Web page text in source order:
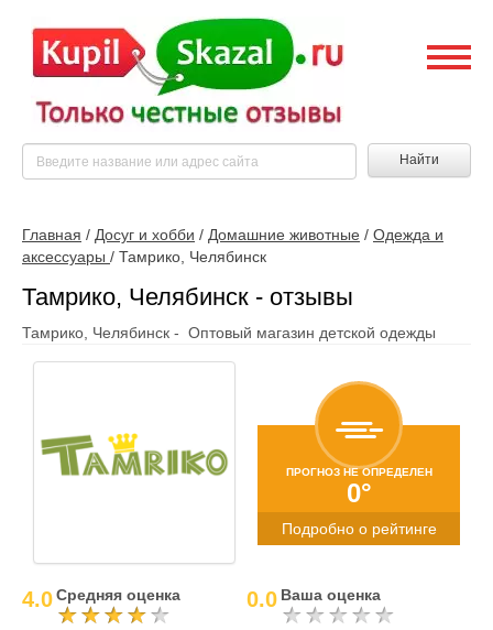
Найти
Главная / Досуг и хобби / Домашние животные / Одежда и
аксессуары / Тамрико, Челябинск
Тамрико, Челябинск - отзывы
Тамрико, Челябинск - Оптовый магазин детской одежды
ПРОГНОЗ НЕ ОПРЕДЕЛЕН
0°
Подробно о рейтинге
4.0Средняя оценка 0.0 Ваша оценка